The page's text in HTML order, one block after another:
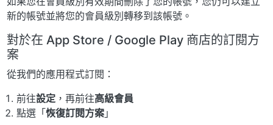
新的帳號並將您的會員級別轉移到該帳號。
對於在 App Store / Google Play 商店的訂閱方
案
從我們的應用程式訂閱：
前往設定 ，再前往高級會員
點選「 恢復訂閱方案 」